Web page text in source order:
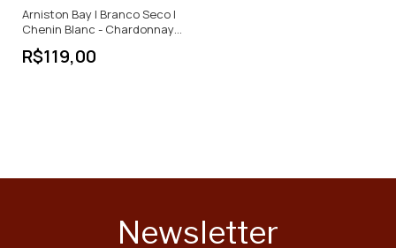
Arniston Bay | Branco Seco |
Chenin Blanc - Chardonnay |
R$119,00
Newsletter